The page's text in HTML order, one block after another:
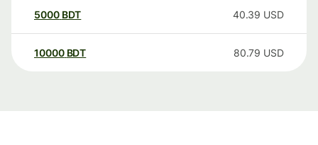
5000 BDT 40.39 USD
10000 BDT 80.79 USD